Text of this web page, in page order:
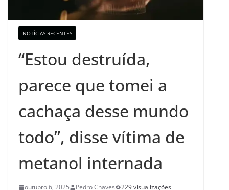
NOTÍCIAS RECENTES
“Estou destruída,
parece que tomei a
cachaça desse mundo
todo”, disse vítima de
metanol internada
outubro 6, 2025 Pedro Chaves
229 visualizações